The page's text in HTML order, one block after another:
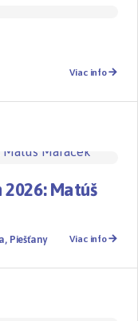
Viac info
Matúš
Piešťany Viac info